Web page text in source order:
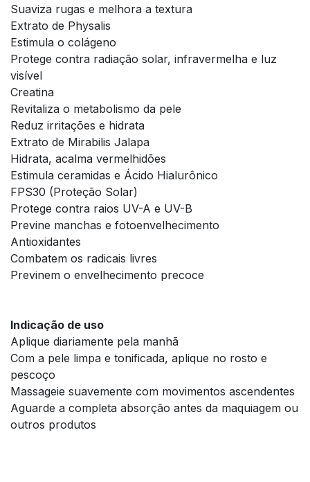
Suaviza rugas e melhora a textura
Extrato de Physalis
Estimula o colágeno
Protege contra radiação solar, infravermelha e luz
visível
Creatina
Revitaliza o metabolismo da pele
Reduz irritações e hidrata
Extrato de Mirabilis Jalapa
Hidrata, acalma vermelhidões
Estimula ceramidas e Ácido Hialurônico
FPS30 (Proteção Solar)
Protege contra raios UV-A e UV-B
Previne manchas e fotoenvelhecimento
Antioxidantes
Combatem os radicais livres
Previnem o envelhecimento precoce
Indicação de uso
Aplique diariamente pela manhã
Com a pele limpa e tonificada, aplique no rosto e
pescoço
Massageie suavemente com movimentos ascendentes
Aguarde a completa absorção antes da maquiagem ou
outros produtos